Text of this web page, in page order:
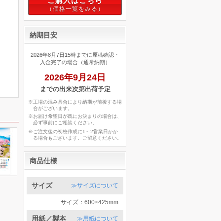
納期目安
2026年8月7日15時までに原稿確認・
入金完了の場合（通常納期）
2026年9月24日
までの出来次第出荷予定
※工場の混み具合により納期が前後する場
合がございます。
※お届け希望日が既にお決まりの場合は、
必ず事前にご相談ください。
※ご注文後の初校作成に1～2営業日かか
る場合もございます。ご留意ください。
商品仕様
サイズ ≫サイズについて
サイズ：600×425mm
用紙／製本 ≫用紙について